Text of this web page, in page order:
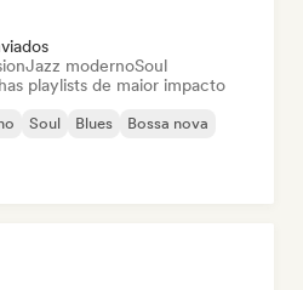
Jazz modernoSoul
playlists de maior impacto
Soul Blues Bossa nova